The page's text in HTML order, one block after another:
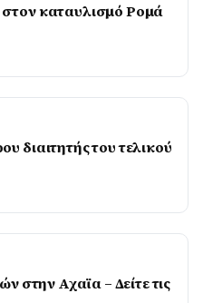
καταυλισµό Ροµά
διαιτητής του τελικού
στην Αχαϊα – Δείτε τις